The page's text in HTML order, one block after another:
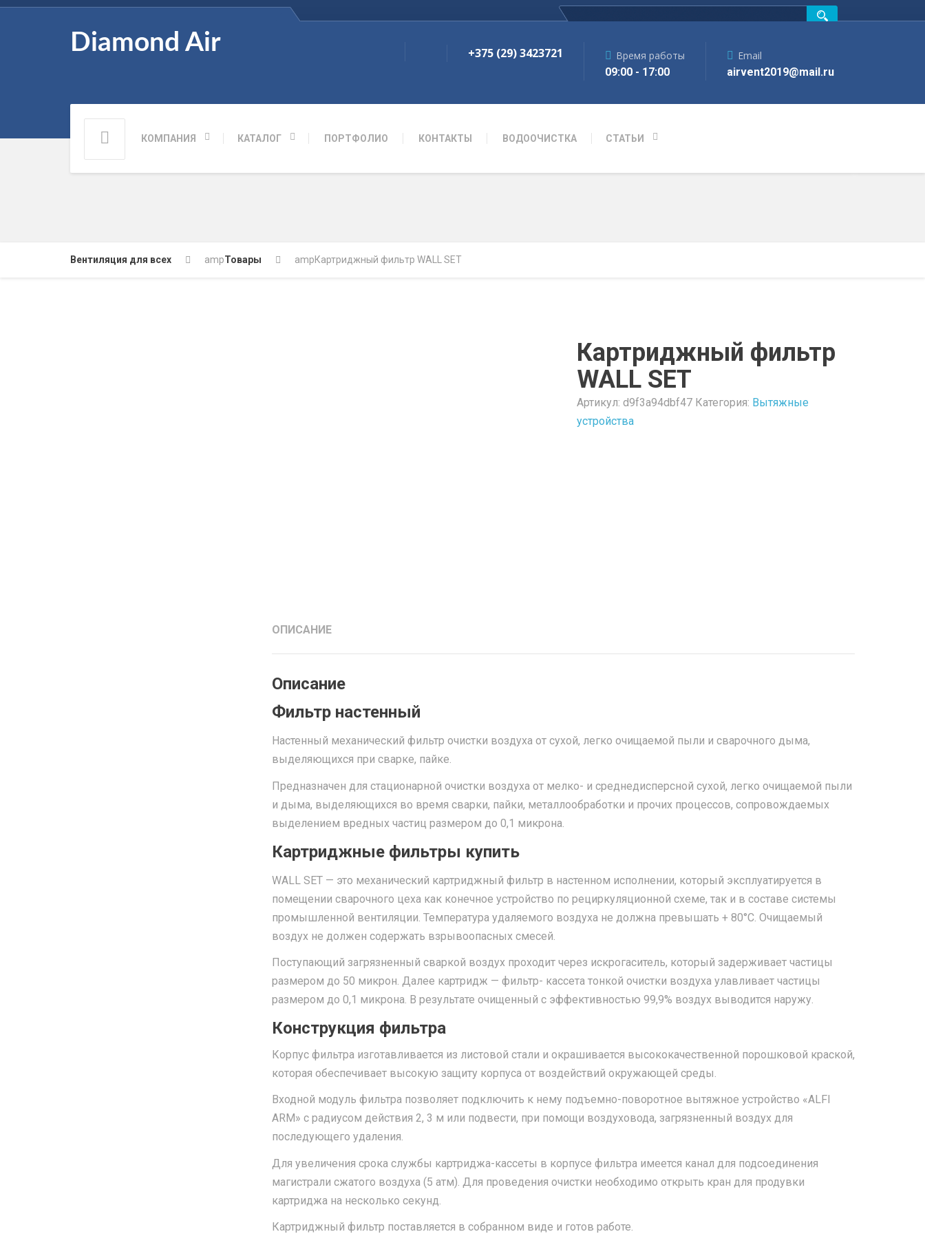
Diamond Air
КОМПАНИЯ КАТАЛОГ ПОРТФОЛИО КОНТАКТЫ ВОДООЧИСТКА СТАТЬИ
+375 (29) 3423721
Время работы
09:00 - 17:00
Email
airvent2019@mail.ru
Вентиляция для всех ampТовары ampКартриджный фильтр WALL SET
Картриджный фильтр
WALL SET
Артикул:d9f3a94dbf47 Категория: Вытяжные
устройства
ОПИСАНИЕ
Описание
Фильтр настенный
Настенный механический фильтр очистки воздуха от сухой, легко очищаемой пыли и сварочного дыма,
выделяющихся при сварке, пайке.
Предназначен для стационарной очистки воздуха от мелко- и среднедисперсной сухой, легко очищаемой пыли
и дыма, выделяющихся во время сварки, пайки, металлообработки и прочих процессов, сопровождаемых
выделением вредных частиц размером до 0,1 микрона.
Картриджные фильтры купить
WALL SET — это механический картриджный фильтр в настенном исполнении, который эксплуатируется в
помещении сварочного цеха как конечное устройство по рециркуляционной схеме, так и в составе системы
промышленной вентиляции. Температура удаляемого воздуха не должна превышать + 80°С. Очищаемый
воздух не должен содержать взрывоопасных смесей.
Поступающий загрязненный сваркой воздух проходит через искрогаситель, который задерживает частицы
размером до 50 микрон. Далее картридж — фильтр- кассета тонкой очистки воздуха улавливает частицы
размером до 0,1 микрона. В результате очищенный с эффективностью 99,9% воздух выводится наружу.
Конструкция фильтра
Корпус фильтра изготавливается из листовой стали и окрашивается высококачественной порошковой краской,
которая обеспечивает высокую защиту корпуса от воздействий окружающей среды.
Входной модуль фильтра позволяет подключить к нему подъемно-поворотное вытяжное устройство «ALFI
ARM» с радиусом действия 2, 3 м или подвести, при помощи воздуховода, загрязненный воздух для
последующего удаления.
Для увеличения срока службы картриджа-кассеты в корпусе фильтра имеется канал для подсоединения
магистрали сжатого воздуха (5 атм). Для проведения очистки необходимо открыть кран для продувки
картриджа на несколько секунд.
Картриджный фильтр поставляется в собранном виде и готов работе.